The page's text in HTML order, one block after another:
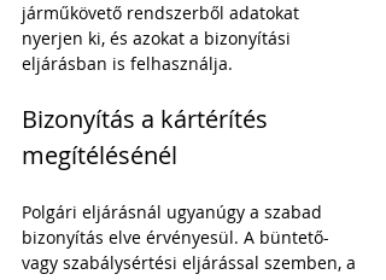
járműkövető rendszerből adatokat
nyerjen ki, és azokat a bizonyítási
eljárásban is felhasználja.
Bizonyítás a kártérítés
megítélésénél
Polgári eljárásnál ugyanúgy a szabad
bizonyítás elve érvényesül. A büntető-
vagy szabálysértési eljárással szemben, a